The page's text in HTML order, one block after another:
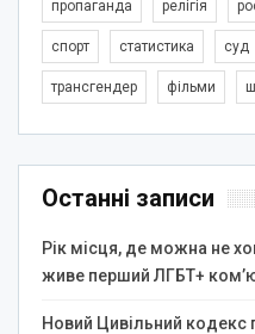
пропаганда релігія
спорт статистика суд
трансгендер фільми
Останні записи
Рік місця, де можна не
живе перший ЛГБТ+
Новий Цивільний кодекс